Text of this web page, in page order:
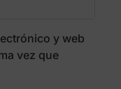
y web
vez que